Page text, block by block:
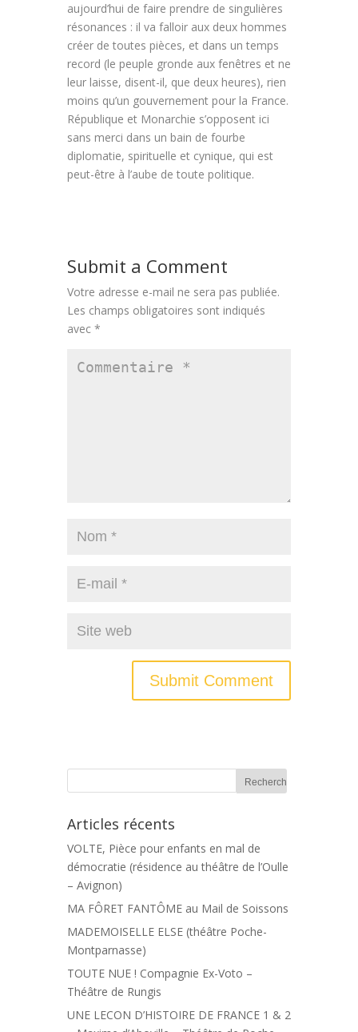
aujourd’hui de faire prendre de singulières
résonances : il va falloir aux deux hommes
créer de toutes pièces, et dans un temps
record (le peuple gronde aux fenêtres et ne
leur laisse, disent-il, que deux heures), rien
moins qu’un gouvernement pour la France.
République et Monarchie s’opposent ici
sans merci dans un bain de fourbe
diplomatie, spirituelle et cynique, qui est
peut-être à l’aube de toute politique.
Submit a Comment
Votre adresse e-mail ne sera pas publiée.
Les champs obligatoires sont indiqués
avec *
Articles récents
VOLTE, Pièce pour enfants en mal de
démocratie (résidence au théâtre de l’Oulle
– Avignon)
MA FÔRET FANTÔME au Mail de Soissons
MADEMOISELLE ELSE (théâtre Poche-
Montparnasse)
TOUTE NUE ! Compagnie Ex-Voto –
Théâtre de Rungis
UNE LECON D’HISTOIRE DE FRANCE 1 & 2